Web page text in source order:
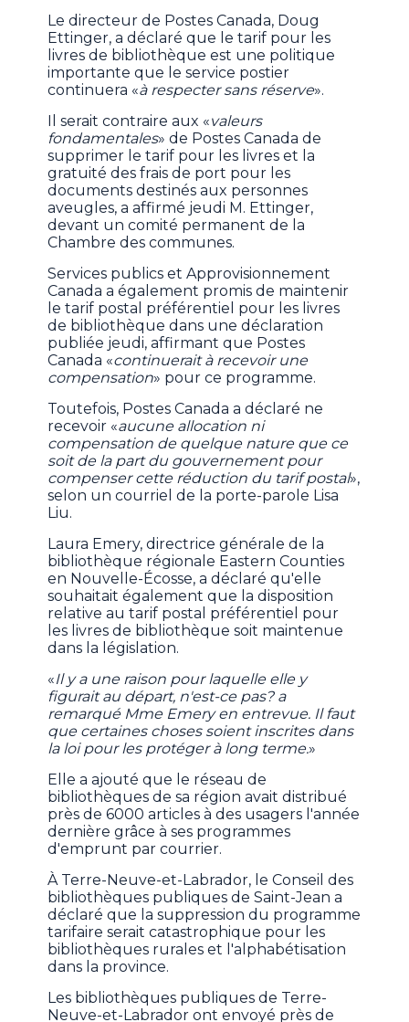
Le directeur de Postes Canada, Doug
Ettinger, a déclaré que le tarif pour les
livres de bibliothèque est une politique
importante que le service postier
continuera «à respecter sans réserve».
Il serait contraire aux «valeurs
fondamentales» de Postes Canada de
supprimer le tarif pour les livres et la
gratuité des frais de port pour les
documents destinés aux personnes
aveugles, a affirmé jeudi M. Ettinger,
devant un comité permanent de la
Chambre des communes.
Services publics et Approvisionnement
Canada a également promis de maintenir
le tarif postal préférentiel pour les livres
de bibliothèque dans une déclaration
publiée jeudi, affirmant que Postes
Canada «continuerait à recevoir une
compensation» pour ce programme.
Toutefois, Postes Canada a déclaré ne
recevoir «aucune allocation ni
compensation de quelque nature que ce
soit de la part du gouvernement pour
compenser cette réduction du tarif postal»,
selon un courriel de la porte-parole Lisa
Liu.
Laura Emery, directrice générale de la
bibliothèque régionale Eastern Counties
en Nouvelle-Écosse, a déclaré qu'elle
souhaitait également que la disposition
relative au tarif postal préférentiel pour
les livres de bibliothèque soit maintenue
dans la législation.
«Il y a une raison pour laquelle elle y
figurait au départ, n'est-ce pas? a
remarqué Mme Emery en entrevue. Il faut
que certaines choses soient inscrites dans
la loi pour les protéger à long terme.»
Elle a ajouté que le réseau de
bibliothèques de sa région avait distribué
près de 6000 articles à des usagers l'année
dernière grâce à ses programmes
d'emprunt par courrier.
À Terre-Neuve-et-Labrador, le Conseil des
bibliothèques publiques de Saint-Jean a
déclaré que la suppression du programme
tarifaire serait catastrophique pour les
bibliothèques rurales et l'alphabétisation
dans la province.
Les bibliothèques publiques de Terre-
Neuve-et-Labrador ont envoyé près de